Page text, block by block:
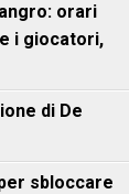
orari
i giocatori,
di De
sbloccare